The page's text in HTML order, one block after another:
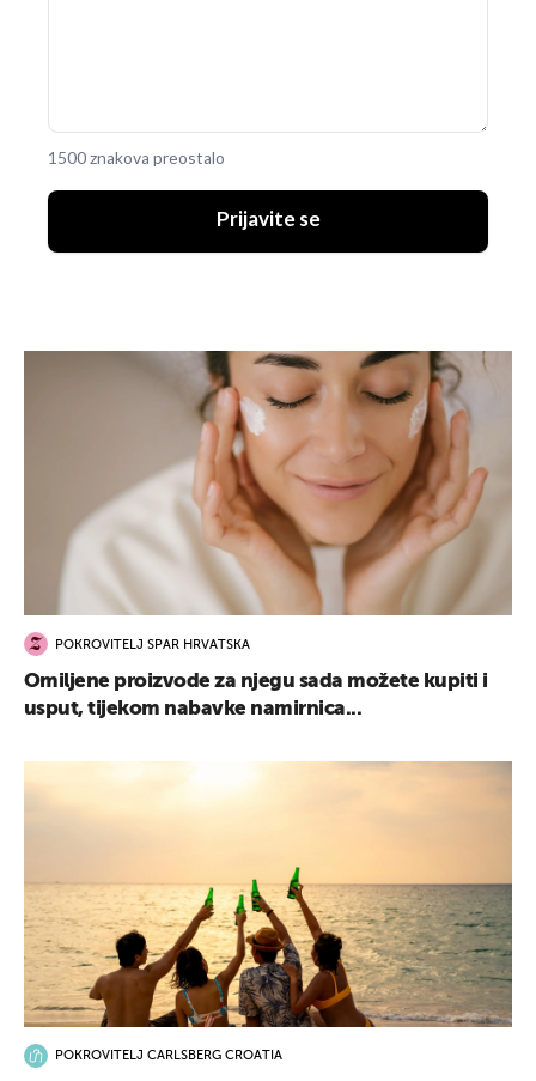
1500 znakova preostalo
Prijavite se
POKROVITELJ SPAR HRVATSKA
Omiljene proizvode za njegu sada možete kupiti i
usput, tijekom nabavke namirnica...
POKROVITELJ CARLSBERG CROATIA